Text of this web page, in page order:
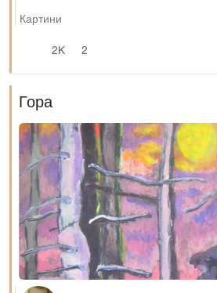
Картини
2K
2
Гора